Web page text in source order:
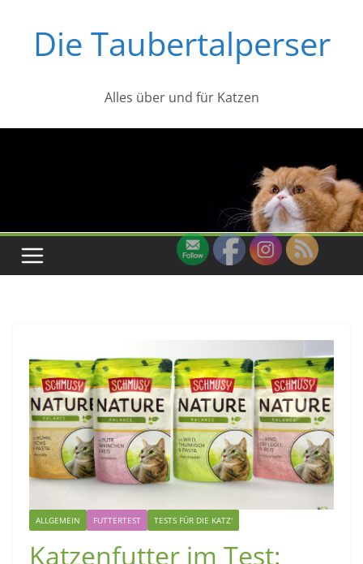
springenDie Taubertalperser
Alles über und für Katzen
ALLGEMEIN FUTTERTEST TESTS FÜR DIE KATZ'
Katzenfutter im Test: